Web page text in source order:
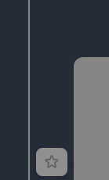
les